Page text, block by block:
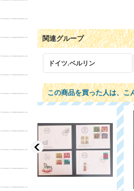
関連グループ
ドイツ.ベルリン
この商品を買った人は、こ